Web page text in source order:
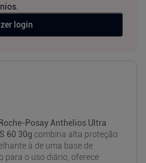
login
Posay Anthelios Ultra
60 30g combina alta proteção
à de uma base de
para o uso diário, oferece